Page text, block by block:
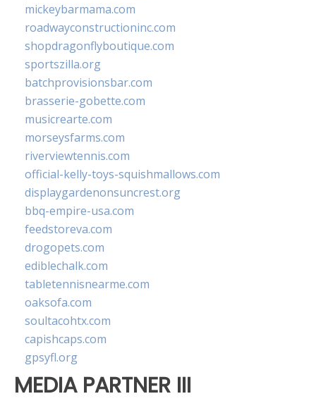
mickeybarmama.com
roadwayconstructioninc.com
shopdragonflyboutique.com
sportszilla.org
batchprovisionsbar.com
brasserie-gobette.com
musicrearte.com
morseysfarms.com
riverviewtennis.com
official-kelly-toys-squishmallows.com
displaygardenonsuncrest.org
bbq-empire-usa.com
feedstoreva.com
drogopets.com
ediblechalk.com
tabletennisnearme.com
oaksofa.com
soultacohtx.com
capishcaps.com
gpsyfl.org
MEDIA PARTNER III